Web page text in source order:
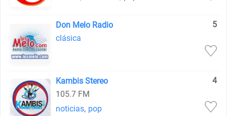
Don Melo Radio
5
clásica
Kambis Stereo
4
105.7 FM
noticias, pop